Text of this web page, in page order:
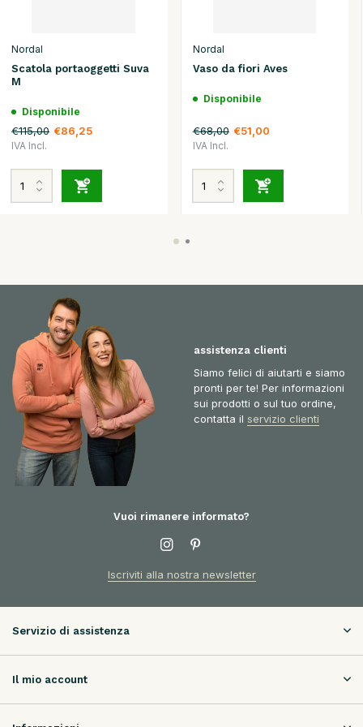
Nordal
Scatola portaoggetti Suva
M
Disponibile
€115,00 €86,25
IVA Incl.
Nordal
Vaso da fiori Aves
Disponibile
€68,00 €51,00
IVA Incl.
assistenza clienti
Siamo felici di aiutarti e siamo
pronti per te! Per informazioni
sui prodotti o sul tuo ordine,
contatta il servizio clienti
Vuoi rimanere informato?
Iscriviti alla nostra newsletter
Servizio di assistenza
Il mio account